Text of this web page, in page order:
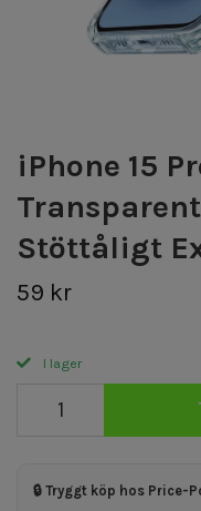
iPhone 15
Stöttåligt
59 kr
I lager
🔒 Tryggt köp hos Price-